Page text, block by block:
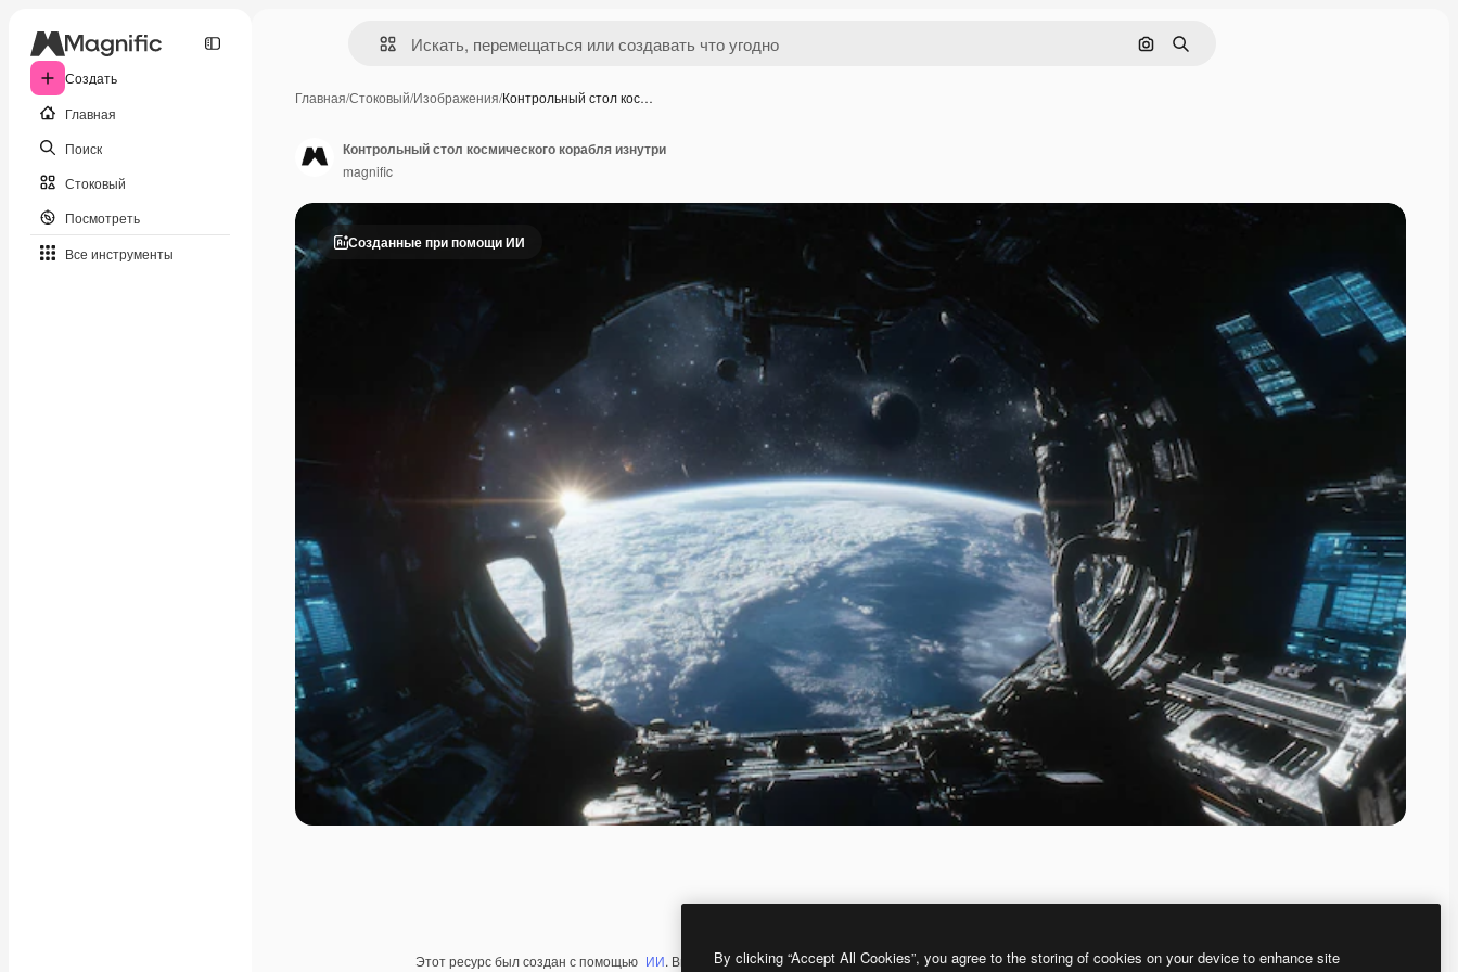
Создать
Главная
Поиск
Стоковый
Посмотреть
Все инструменты
Поиск по изображению
Поиск
Главная/Стоковый/Изображения/Контрольный стол кос…
Созданные при помощи ИИ
Этот ресурс был создан с помощью ИИ. Вы можете создать свой собственный с помощью нашего генератора изображений на основе ИИ.
Контрольный стол космического корабля изнутри
magnific
By clicking “Accept All Cookies”, you agree to the storing of cookies on your device to enhance site